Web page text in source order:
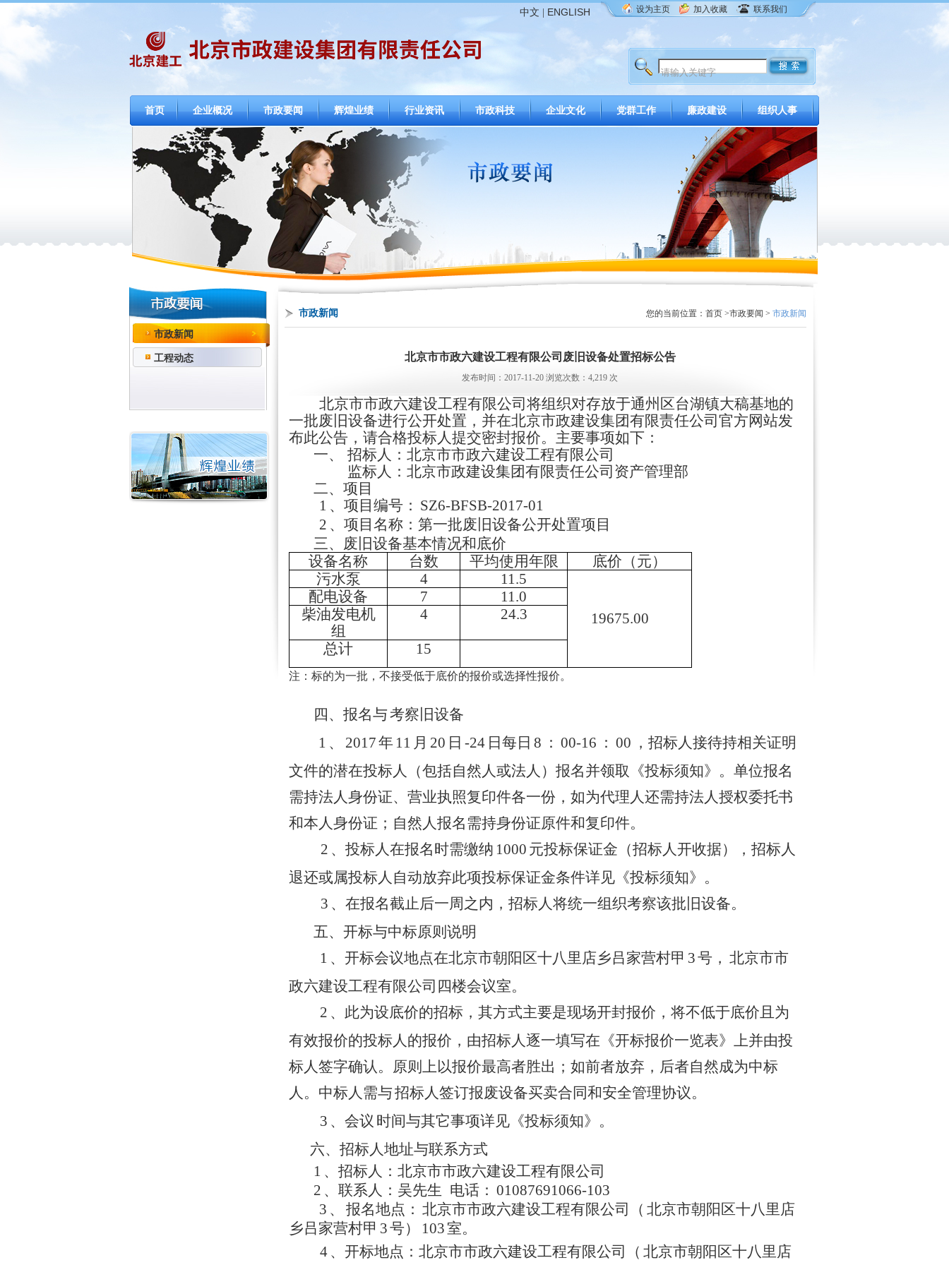
中文 ENGLISH 设为主页 加入收藏 联系我们
首页 企业概况 市政要闻 辉煌业绩 行业资讯 市政科技 企业文化 党群工作 廉政建设 组织人事
市政新闻
工程动态
您的当前位置： 首页 >市政要闻 > 市政新闻
市政新闻
北京市市政六建设工程有限公司废旧设备处置招标公告
发布时间：2017-11-20 浏览次数：4,219 次
北京市市政六建设工程有限公司将组织对存放于通州区台湖镇大稿基地的
一批废旧设备进行公开处置，并在北京市政建设集团有限责任公司官方网站发
布此公告，请合格投标人提交密封报价。主要事项如下：
一、
招标人：北京市市政六建设工程有限公司
监标人：北京市政建设集团有限责任公司资产管理部
二、项目
1 、项目编号： SZ6-BFSB-2017-01
2 、项目名称：第一批废旧设备公开处置项目
三、废旧设备基本情况和底价
设备名称
台数 平均使用年限
底价（元）
污水泵
4 11.5
19675.00
配电设备 7
11.0
柴油发电机
组
4 24.3
总计 15
注：标的为一批，不接受低于底价的报价或选择性报价。
四、报名与考察旧设备
1 、 2017年 11 月 20 日 -24 日每日 8 ： 00-16 ： 00 ，招标人接待持相关证明
文件的潜在投标人（包括自然人或法人）报名并领取《投标须知》。单位报名
需持法人身份证、营业执照复印件各一份，如为代理人还需持法人授权委托书
和本人身份证；自然人报名需持身份证原件和复印件。
2 、投标人在报名时需缴纳 1000 元投标保证金（招标人开收据），招标人
退还或属投标人自动放弃此项投标保证金条件详见《投标须知》。
3 、在报名截止后一周之内，招标人将统一组织考察该批旧设备。
五、开标与中标原则说明
1 、开标会议地点在北京市朝阳区十八里店乡吕家营村甲 3号， 北京市市
政六建设工程有限公司四楼会议室。
2 、此为设底价的招标，其方式主要是现场开封报价，将不低于底价且为
有效报价的投标人的报价，由招标人逐一填写在《开标报价一览表》上并由投
标人签字确认。原则上以报价最高者胜出；如前者放弃，后者自然成为中标
人。中标人需与招标人签订报废设备买卖合同和安全管理协议。
3 、会议 时间与其它事项详见《投标须知》。
六、招标人地址与联系方式
1 、招标人：北京市市政六建设工程有限公司
2 、联系人：吴先生 电话： 01087691066-103
3 、 报名地点： 北京市市政六建设工程有限公司（ 北京市朝阳区十八里店
乡吕家营村甲 3号） 103 室。
4 、开标地点：北京市市政六建设工程有限公司（ 北京市朝阳区十八里店